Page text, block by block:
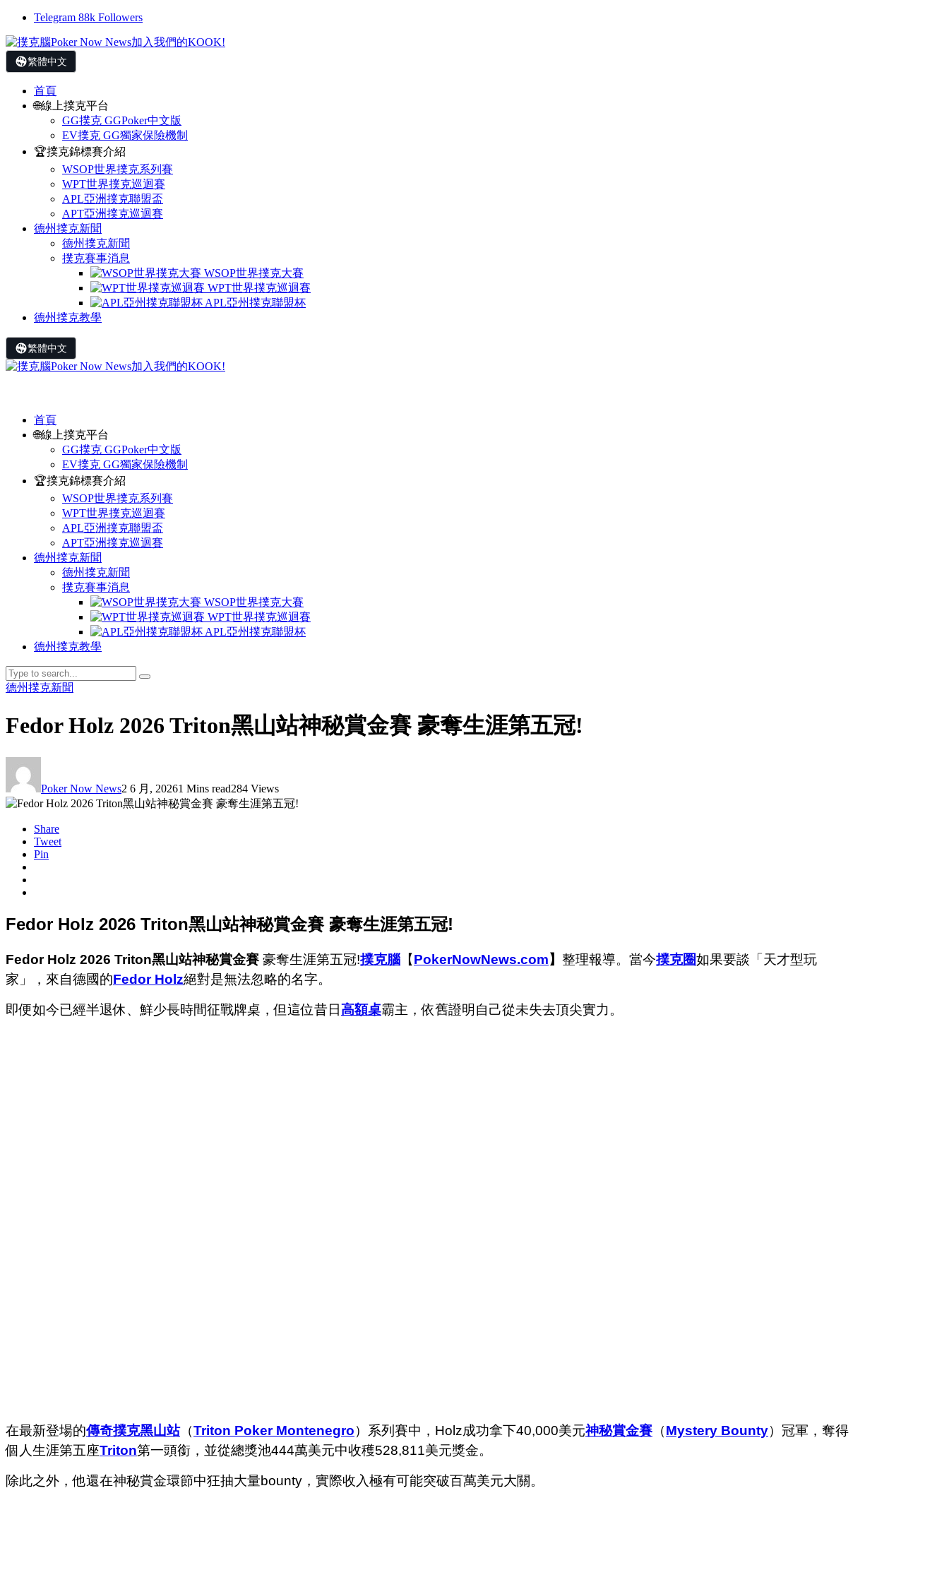
Telegram 88k Followers
繁體中文
首頁
🌐線上撲克平台
GG撲克 GGPoker中文版
EV撲克 GG獨家保險機制
🏆撲克錦標賽介紹
WSOP世界撲克系列賽
WPT世界撲克巡迴賽
APL亞洲撲克聯盟盃
APT亞洲撲克巡迴賽
德州撲克新聞
德州撲克新聞
撲克賽事消息
WSOP世界撲克大賽
WPT世界撲克巡迴賽
APL亞州撲克聯盟杯
德州撲克教學
繁體中文
首頁
🌐線上撲克平台
GG撲克 GGPoker中文版
EV撲克 GG獨家保險機制
🏆撲克錦標賽介紹
WSOP世界撲克系列賽
WPT世界撲克巡迴賽
APL亞洲撲克聯盟盃
APT亞洲撲克巡迴賽
德州撲克新聞
德州撲克新聞
撲克賽事消息
WSOP世界撲克大賽
WPT世界撲克巡迴賽
APL亞州撲克聯盟杯
德州撲克教學
德州撲克新聞
Fedor Holz 2026 Triton黑山站神秘賞金賽 豪奪生涯第五冠!
Poker Now News2 6 月, 20261 Mins read284 Views
Share
Tweet
Pin
Fedor Holz 2026 Triton黑山站神秘賞金賽 豪奪生涯第五冠!
Fedor Holz 2026 Triton黑山站神秘賞金賽 豪奪生涯第五冠!撲克腦 【PokerNowNews.com】 整理報導。當今撲克圈如果要談「天才型玩
家」，來自德國的Fedor Holz絕對是無法忽略的名字。
即便如今已經半退休、鮮少長時間征戰牌桌，但這位昔日高額桌霸主，依舊證明自己從未失去頂尖實力。
在最新登場的傳奇撲克黑山站（Triton Poker Montenegro）系列賽中，Holz成功拿下40,000美元神秘賞金賽 （Mystery Bounty）冠軍，奪得
個人生涯第五座Triton第一頭銜，並從總獎池444萬美元中收穫528,811美元獎金。
除此之外，他還在神秘賞金環節中狂抽大量bounty，實際收入極有可能突破百萬美元大關。